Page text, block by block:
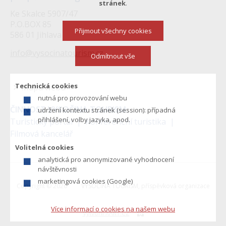
ČINNOST VYSOČINA TOURISM:
Turistický portál
Konferenční turistika
info@vysocinatourism.cz
Menu
zápatí
Mapa webu
Copyright © 2026 VYSOČINA TOURISM, příspěvková organizace
Vytvořil XART.CZ
stránek.
Technická cookies
nutná pro provozování webu
udržení kontextu stránek (session): případná
přihlášení, volby jazyka, apod.
Volitelná cookies
analytická pro anonymizované vyhodnocení
návštěvnosti
marketingová cookies (Google)
Více informací o cookies na našem webu
Přijmout všechny cookies
Odmítnout vše